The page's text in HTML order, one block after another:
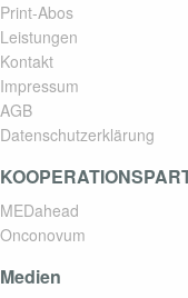
Print-Abos
Leistungen
Kontakt
Impressum
AGB
Datenschutzerklärung
MEDahead
Onconovum
Medien